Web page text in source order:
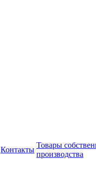
Контакты
Товары
производства